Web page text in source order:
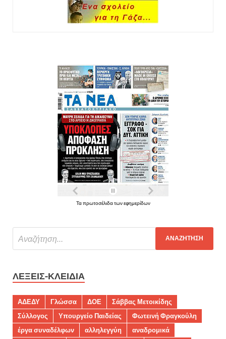
Τα πρωτοσέλιδα των εφημερίδων
ΛΈΞΕΙΣ-ΚΛΕΙΔΙΆ
ΑΔΕΔΥ Γλώσσα ΔΟΕ
Σάββας Μετοικίδης
Σύλλογος
Υπουργείο Παιδείας
Φωτεινή Φραγκούλη
έργα συναδέλφων
αλληλεγγύη
αναδρομικά